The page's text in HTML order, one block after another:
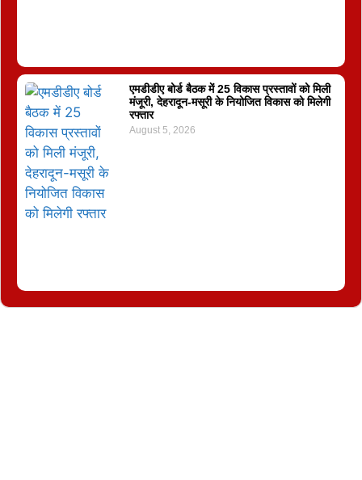
एमडीडीए बोर्ड बैठक में 25 विकास प्रस्तावों को मिली
मंजूरी, देहरादून-मसूरी के नियोजित विकास को मिलेगी
रफ्तार
August 5, 2026